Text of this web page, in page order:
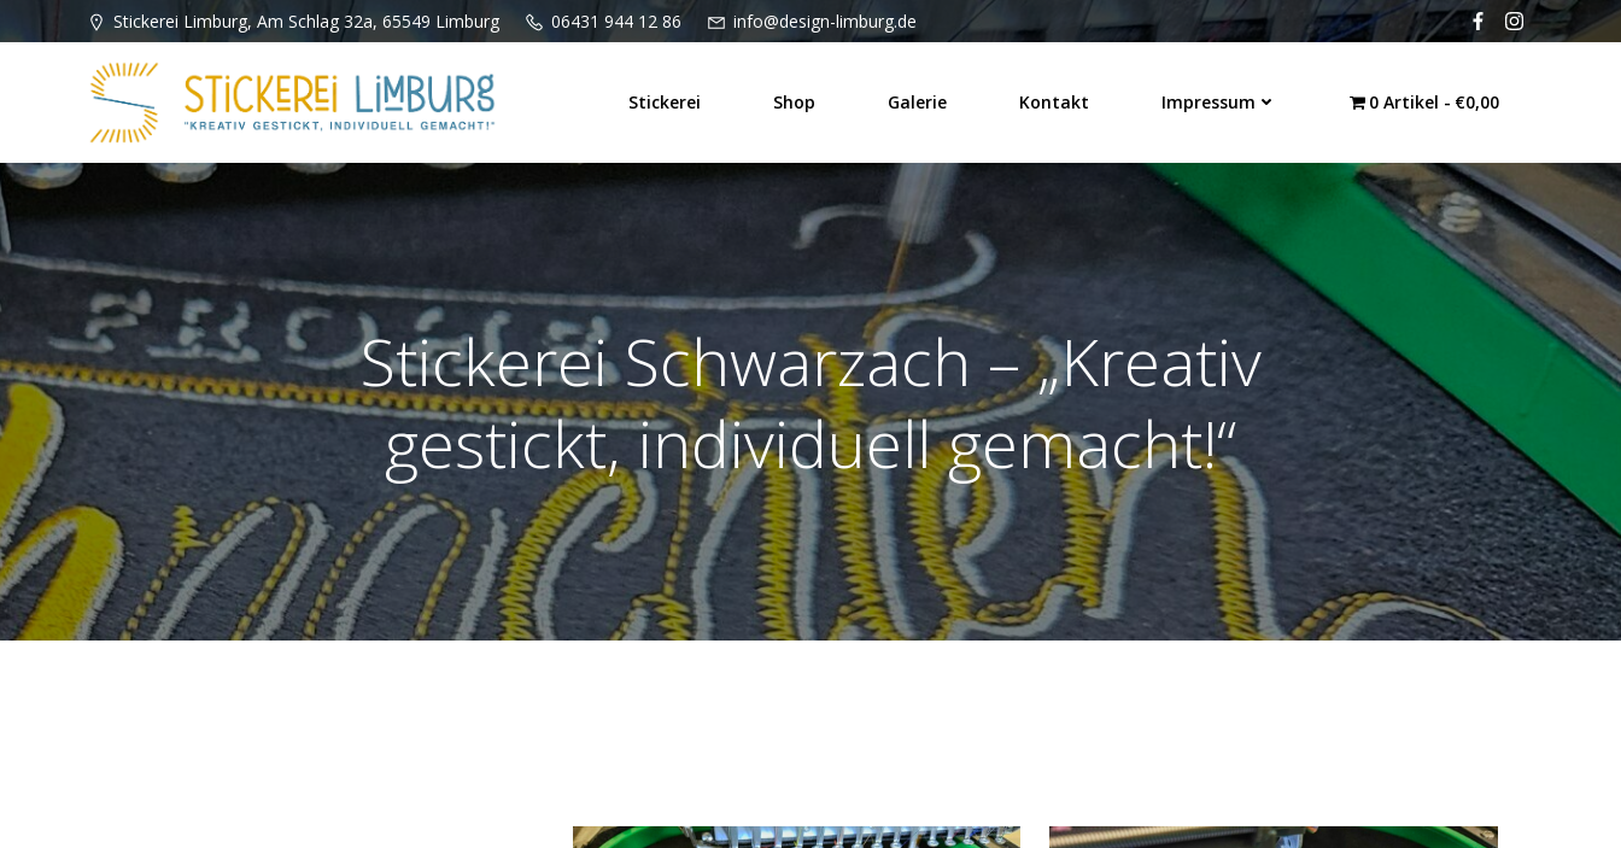
Inhalt
Stickerei Limburg, Am Schlag 32a, 65549 Limburg 06431 944 12 86 info@design-limburg.de
Stickerei Shop Galerie Kontakt Impressum 0 Artikel €0,00
Stickerei Schwarzach – „Kreativ
gestickt, individuell gemacht!“